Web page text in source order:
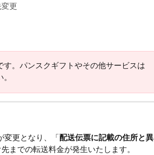
更
す。パンスクギフトやその他サービスは
変更となり、「配送伝票に記載の住所と異
までの転送料金が発生いたします。